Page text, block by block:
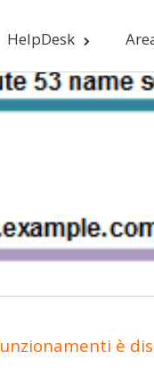
HelpDesk
è